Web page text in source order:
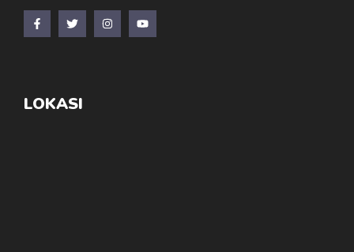
LOKASI